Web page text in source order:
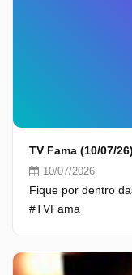
TV Fama (10/07/
10/07/2026
Fique por dentro
#TVFama